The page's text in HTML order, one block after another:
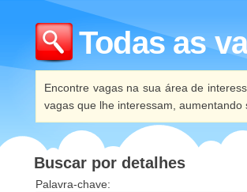
Todas as
Encontre vagas na sua área de
vagas que lhe interessam,
Buscar por detalhes
Palavra-chave: